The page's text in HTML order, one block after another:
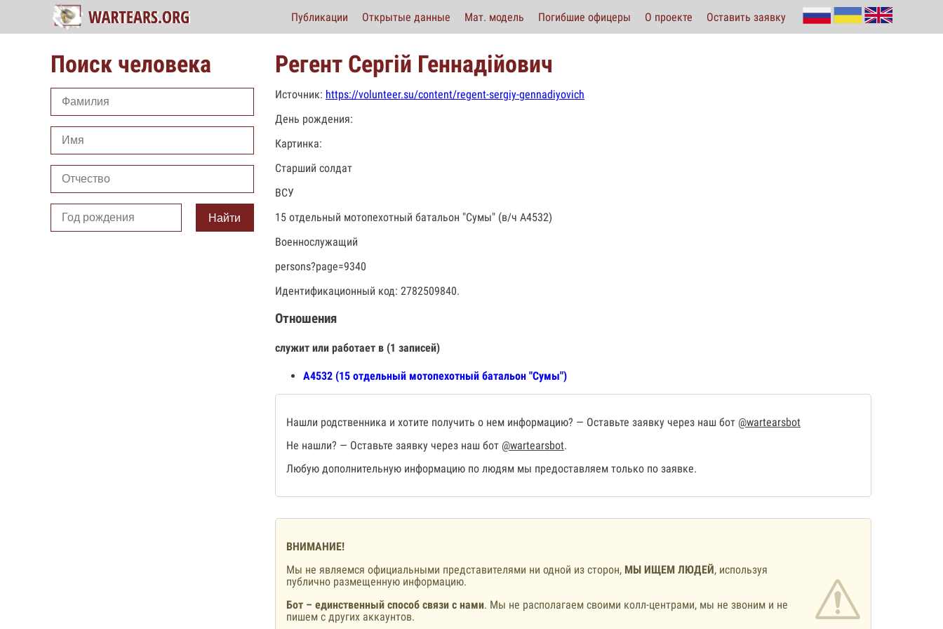
Публикации Открытые данные Мат. модель Погибшие офицеры О проекте Оставить заявку
Поиск человека
Найти
Регент Сергій Геннадійович
Источник: https://volunteer.su/content/regent-sergiy-gennadiyovich
День рождения:
Картинка:
Старший солдат
ВСУ
15 отдельный мотопехотный батальон "Сумы" (в/ч А4532)
Военнослужащий
persons?page=9340
Идентификационный код: 2782509840.
Отношения
служит или работает в (1 записей)
А4532 (15 отдельный мотопехотный батальон "Сумы")
Нашли родственника и хотите получить о нем информацию? — Оставьте заявку через наш бот @wartearsbot
Не нашли? — Оставьте заявку через наш бот @wartearsbot.
Любую дополнительную информацию по людям мы предоставляем только по заявке.
ВНИМАНИЕ!
Мы не являемся официальными представителями ни одной из сторон, МЫ ИЩЕМ ЛЮДЕЙ, используя
публично размещенную информацию.
Бот – единственный способ связи с нами. Мы не располагаем своими колл-центрами, мы не звоним и не
пишем с других аккаунтов.